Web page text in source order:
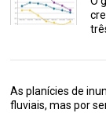
As planícies de
fluviais, mas por